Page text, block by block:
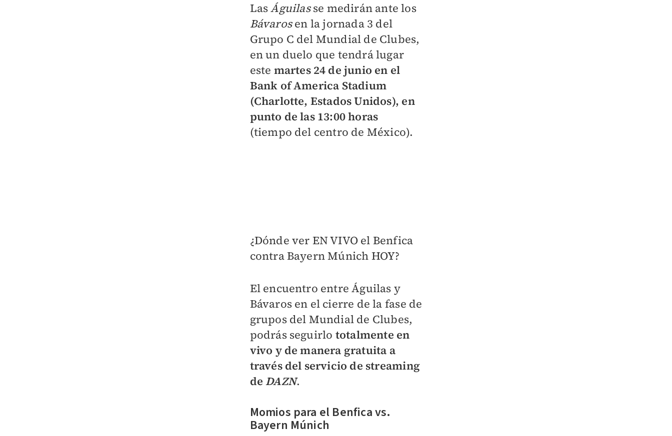
LasÁguilasse medirán ante los
Bávarosen la jornada 3 del
Grupo C del Mundial de Clubes,
en un duelo que tendrá lugar
este martes 24 de junio en el
Bank of America Stadium
(Charlotte, Estados Unidos), en
punto de las 13:00 horas
(tiempo del centro de México).
¿Dónde ver EN VIVO el Benfica
contra Bayern Múnich HOY?
El encuentro entre Águilas y
Bávaros en el cierre de la fase de
grupos del Mundial de Clubes,
podrás seguirlo totalmente en
vivo y de manera gratuita a
través del servicio de streaming
de DAZN.
Momios para el Benfica vs.
Bayern Múnich